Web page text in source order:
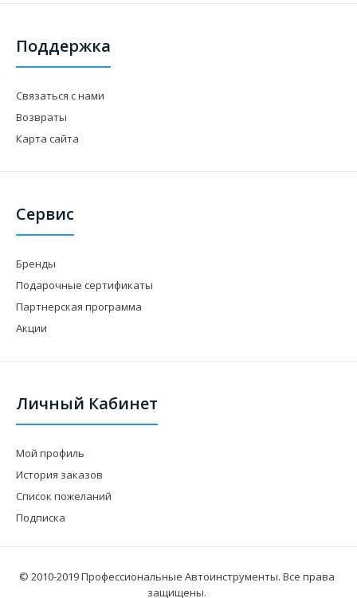
Поддержка
Связаться с нами
Возвраты
Карта сайта
Сервис
Бренды
Подарочные сертификаты
Партнерская программа
Акции
Личный Кабинет
Мой профиль
История заказов
Список пожеланий
Подписка
© 2010-2019 Профессиональные Автоинструменты. Все права
защищены.